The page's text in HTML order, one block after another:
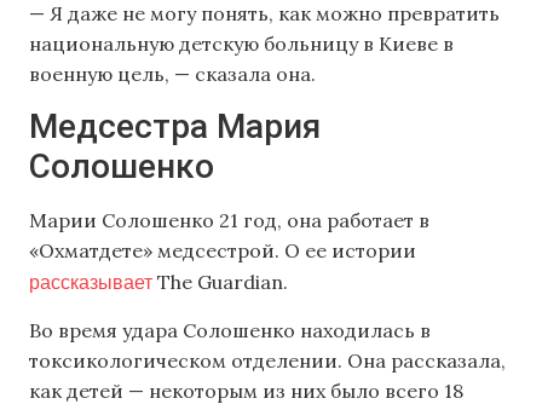
— Я даже не могу понять, как можно превратить
национальную детскую больницу в Киеве в
военную цель, — сказала она.
Медсестра Мария
Солошенко
Марии Солошенко 21 год, она работает в
«Охматдете» медсестрой. О ее истории
рассказывает The Guardian.
Во время удара Солошенко находилась в
токсикологическом отделении. Она рассказала,
как детей — некоторым из них было всего 18